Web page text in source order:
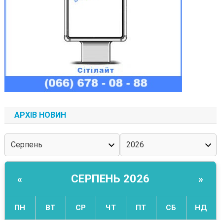
АРХІВ НОВИН
« СЕРПЕНЬ 2026 »
ПН ВТ СР ЧТ ПТ СБ НД